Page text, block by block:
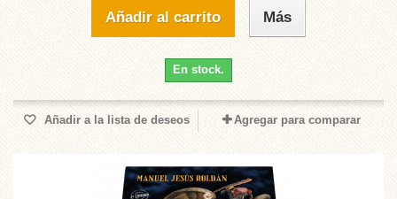
Añadir al carrito Más
En stock.
Añadir a la lista de deseos Agregar para comparar